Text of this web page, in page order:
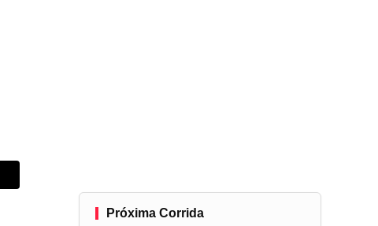
Próxima Corrida